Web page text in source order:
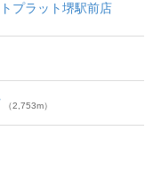
プラット堺駅前店
（2,753m）